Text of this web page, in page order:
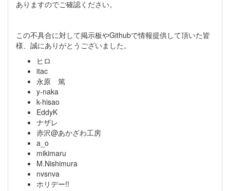
ありますのでご確認ください。
この不具合に対して掲示板やGithubで情報提供して頂いた皆
様、誠にありがとうございました。
ヒロ
itac
永原 篤
y-naka
k-hisao
EddyK
ナザレ
赤沢@あかざわ工房
a_o
mikimaru
M.Nishimura
nvsnva
ホリデー!!